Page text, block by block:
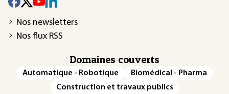
Nos newsletters
Nos flux RSS
Domaines couverts
Automatique - Robotique
Biomédical - Pharma
Construction et travaux publics